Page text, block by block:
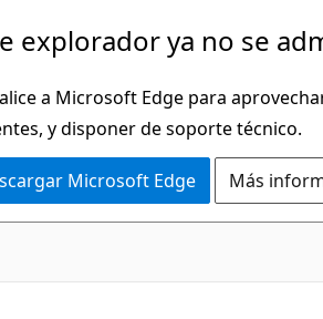
explorador ya no se
a Microsoft Edge para
y disponer de soporte técnico.
Microsoft Edge Más